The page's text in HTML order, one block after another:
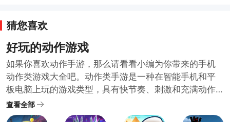
猜您喜欢
好玩的动作游戏
如果你喜欢动作手游，那么请看看小编为你带来的手机
动作类游戏大全吧。动作类手游是一种在智能手机和平
板电脑上玩的游戏类型，具有快节奏、刺激和充满动作
元素的特点，玩家通常可以控制一个角色进行战斗、跳
跃、攀爬、操控车辆等操作，通过完成关卡或挑战来获
查看全部